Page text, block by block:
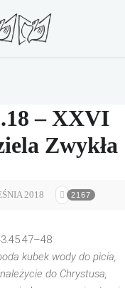
– XXVI
Zwykła
2018 2167
kubek wody do picia,
do Chrystusa,